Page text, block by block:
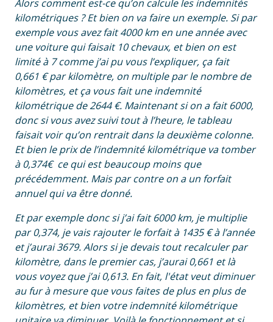
Alors comment est-ce qu’on calcule les indemnités
kilométriques ? Et bien on va faire un exemple. Si par
exemple vous avez fait 4000 km en une année avec
une voiture qui faisait 10 chevaux, et bien on est
limité à 7 comme j’ai pu vous l’expliquer, ça fait
0,661 € par kilomètre, on multiple par le nombre de
kilomètres, et ça vous fait une indemnité
kilométrique de 2644 €. Maintenant si on a fait 6000,
donc si vous avez suivi tout à l’heure, le tableau
faisait voir qu’on rentrait dans la deuxième colonne.
Et bien le prix de l’indemnité kilométrique va tomber
à 0,374€ ce qui est beaucoup moins que
précédemment. Mais par contre on a un forfait
annuel qui va être donné.
Et par exemple donc si j’ai fait 6000 km, je multiplie
par 0,374, je vais rajouter le forfait à 1435 € à l’année
et j’aurai 3679. Alors si je devais tout recalculer par
kilomètre, dans le premier cas, j’aurai 0,661 et là
vous voyez que j’ai 0,613. En fait, l'état veut diminuer
au fur à mesure que vous faites de plus en plus de
kilomètres, et bien votre indemnité kilométrique